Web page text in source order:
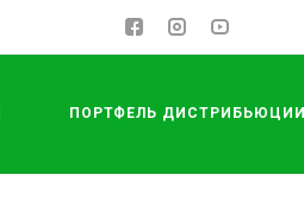
ПОРТФЕЛЬ ДИСТРИБЬЮЦИИ